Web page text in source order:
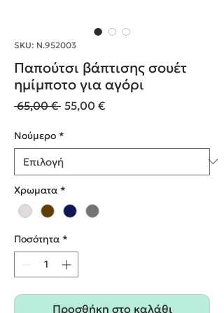
SKU: Ν.952003
Παπούτσι βάπτισης σουέτ
ημίμποτο για αγόρι
65,00 € Κανονική
55,00 €Τιμή
Nούμερο *
Χρωματα *
Ποσότητα *
Προσθήκη στο καλάθι